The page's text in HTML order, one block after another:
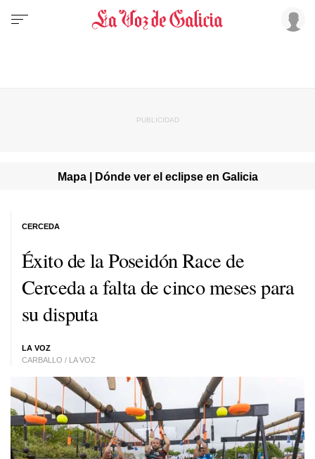
Mapa | Dónde ver el eclipse en Galicia
Éxito de la Poseidón Race de
Cerceda a falta de cinco meses para
su disputa
LA VOZ
CARBALLO / LA VOZ
CERCEDA